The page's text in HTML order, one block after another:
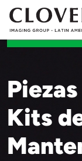
Kits